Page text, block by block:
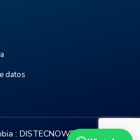
datos
: DISTECNOWEB.COM . Todos